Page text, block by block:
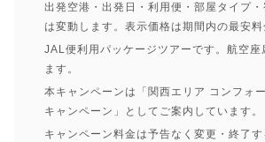
出発空港・出発日・利用便・部屋タイプ
は変動します。表示価格は期間内の最安料
JAL便利用パッケージツアーです。航空座
ます。
本キャンペーンは「関西エリア コンフォ
キャンペーン」としてご案内しています。
キャンペーン料金は予告なく変更・終了す